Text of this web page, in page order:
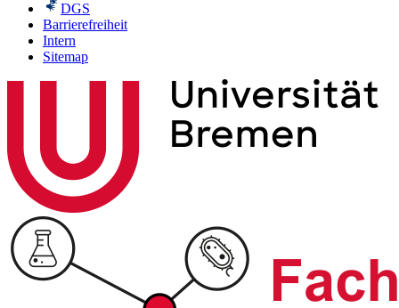
DGS
Barrierefreiheit
Intern
Sitemap